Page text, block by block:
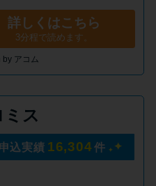
を借りるには？年利
をカードローンと比
お金を借りられる？
を借りる方法があ
詳しくはこちら
3分程で読めます。
by アコム
ミス
申込実績 16,304 件